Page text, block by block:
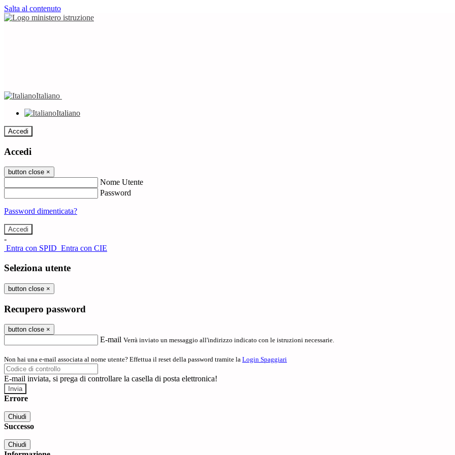
Salta al contenuto
Italiano
Italiano
Accedi
Accedi
button close ×
Nome Utente
Password
Password dimenticata?
-
Entra con SPID Entra con CIE
Seleziona utente
button close ×
Recupero password
button close ×
E-mail Verrà inviato un messaggio all'indirizzo indicato con le istruzioni necessarie.
Non hai una e-mail associata al nome utente? Effettua il reset della password tramite la Login Spaggiari
E-mail inviata, si prega di controllare la casella di posta elettronica!
Errore
Chiudi
Successo
Chiudi